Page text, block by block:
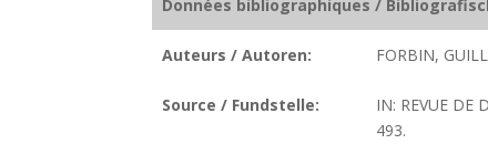
Données bibliographiques /
Auteurs / Autoren: FORBIN,
Source / Fundstelle:
IN: REVUE DE
493.